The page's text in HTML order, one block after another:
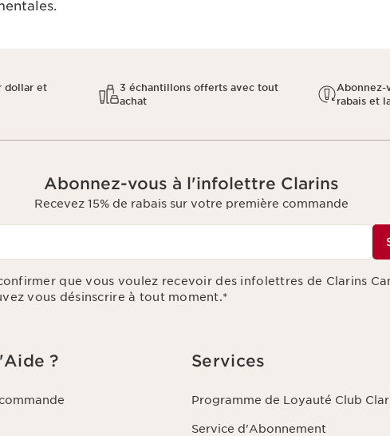
dollar et
3 échantillons offerts avec tout
achat
Abonnez-
rabais et
Abonnez-vous à l'infolettre Clarins
Recevez 15% de rabais sur votre première commande
que vous voulez recevoir des infolettres de Clarins
vous désinscrire à tout moment.*
? Services
Programme de Loyauté Club
Service d'Abonnement